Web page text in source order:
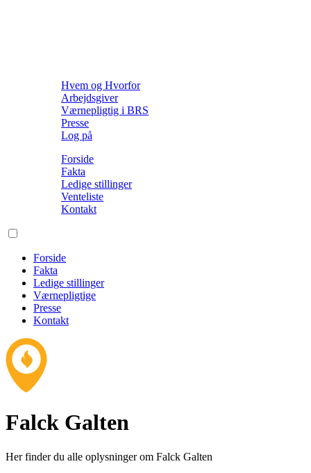
Hvem og Hvorfor
Arbejdsgiver
Værnepligtig i BRS
Presse
Log på
Forside
Fakta
Ledige stillinger
Venteliste
Kontakt
Forside
Fakta
Ledige stillinger
Værnepligtige
Presse
Kontakt
Falck Galten
Her finder du alle oplysninger om Falck Galten